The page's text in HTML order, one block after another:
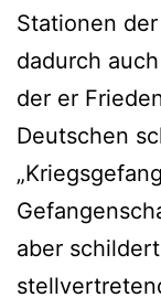
Stationen
dadurch
der er
Deutschen
aber